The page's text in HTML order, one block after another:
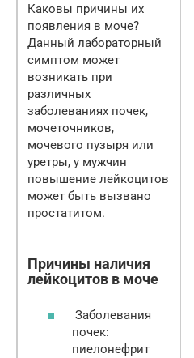
Каковы причины их
появления в моче?
Данный лабораторный
симптом может
возникать при
различных
заболеваниях почек,
мочеточников,
мочевого пузыря или
уретры, у мужчин
повышение лейкоцитов
может быть вызвано
простатитом.
Причины наличия
лейкоцитов в моче
Заболевания
почек:
пиелонефрит